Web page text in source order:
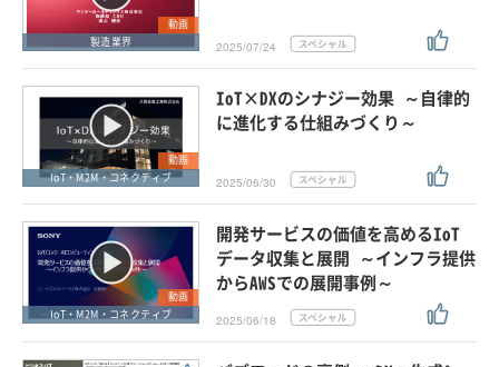
動画
製造業界
2025/07/24
動画
IoT・M2M・コネクティブ
IoT×DXのシナジー効果 ～自律的
に進化する仕組みづくり～
2025/06/30
動画
IoT・M2M・コネクティブ
開発サービスの価値を高めるIoT
データ収集と展開 ～インフラ提供
からAWSでの展開事例～
2025/06/18